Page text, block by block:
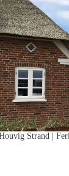
Strand |